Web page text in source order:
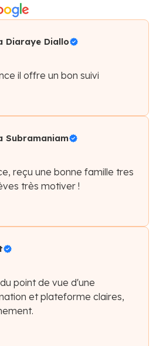
Diaraye Diallo
il offre un bon suivi
Subramaniam
reçu une bonne famille tres
très motiver !
point de vue d'une
et plateforme claires,